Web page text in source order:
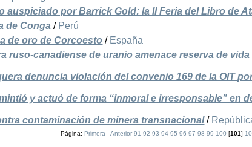
auspiciado por Barrick Gold: la II Feria del Libro de
de Conga / Perú
de oro de Corcoesto / España
ruso-canadiense de uranio amenace reserva de
denuncia violación del convenio 169 de la OIT
y actuó de forma “inmoral e irresponsable” en
contaminación de minera transnacional/
Página: Primera-Anterior 91 92 93 94 95 96 97 98 99 100 [101]